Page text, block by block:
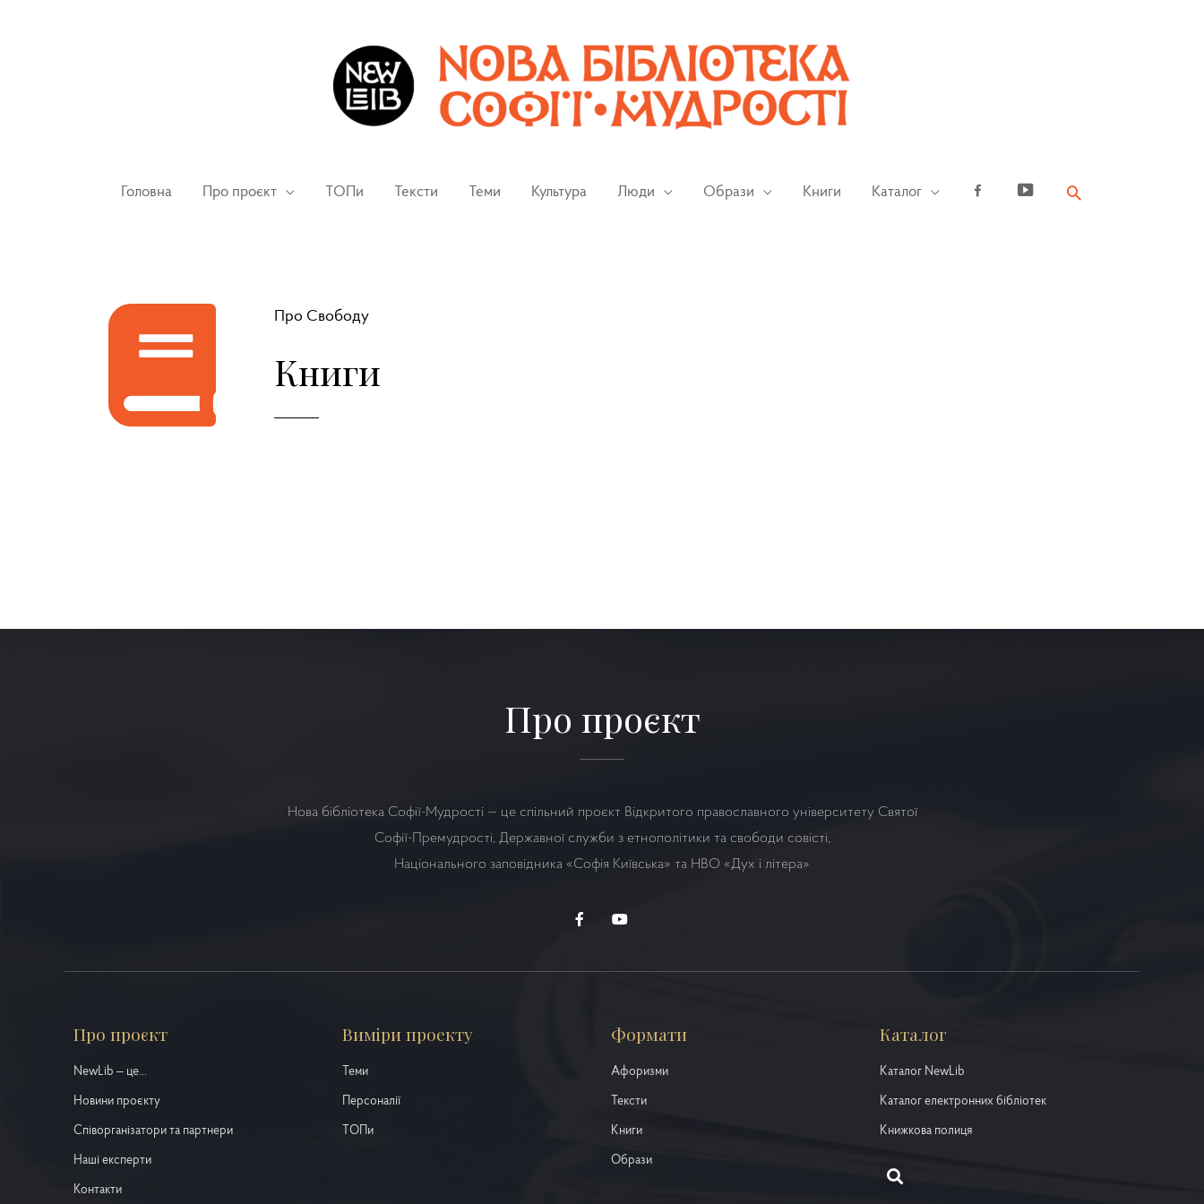
Головна Про проєкт ТОПи Тексти Теми Культура Люди Образи Книги
Каталог
Про Свободу
Книги
Про проєкт
Нова бібліотека Софії-Мудрості — це спільний проєкт Відкритого православного університету Святої
Софії-Премудрості, Державної служби з етнополітики та свободи совісті,
Національного заповідника «Софія Київська» та НВО «Дух і літера»
Про проєкт
NewLib – це...
Новини проєкту
Співорганізатори та партнери
Наші експерти
Контакти
Виміри проекту
Теми
Персоналії
ТОПи
Формати
Афоризми
Тексти
Книги
Образи
Каталог
Каталог NewLib
Каталог електронних бібліотек
Книжкова полиця